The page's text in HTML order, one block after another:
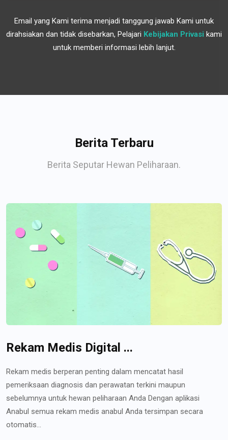
Email yang Kami terima menjadi tanggung jawab Kami untuk
dirahsiakan dan tidak disebarkan, Pelajari Kebijakan Privasi kami
untuk memberi informasi lebih lanjut.
Berita Terbaru
Berita Seputar Hewan Peliharaan.
Rekam Medis Digital ...
Rekam medis berperan penting dalam mencatat hasil
pemeriksaan diagnosis dan perawatan terkini maupun
sebelumnya untuk hewan peliharaan Anda Dengan aplikasi
Anabul semua rekam medis anabul Anda tersimpan secara
otomatis...